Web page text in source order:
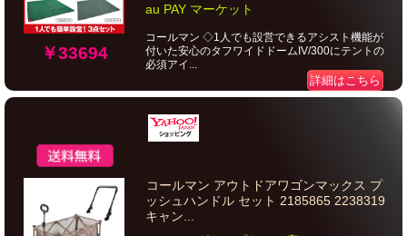
￥33694
au PAY マーケット
コールマン ◇1人でも設営できるアシスト機能が
付いた安心のタフワイドドームIV/300にテントの
必須アイ...
詳細はこちら
コールマン アウトドアワゴンマックス プ
ッシュハンドル セット 2185865 2238319
キャン...